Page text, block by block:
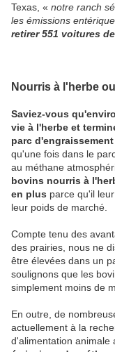
Texas, « notre ranch
les émissions
retirer 551 voitures
Nourris à l'herbe
Saviez-vous
vie à l'herbe et
parc d'engraissement
qu'une fois dans le
au méthane
bovins nourris à
en plus parce qu'il
leur poids de marché.
Compte tenu des
des prairies, nous ne
être élevées dans un
soulignons que les
simplement moins de
En outre, de
actuellement à la
d'alimentation animale